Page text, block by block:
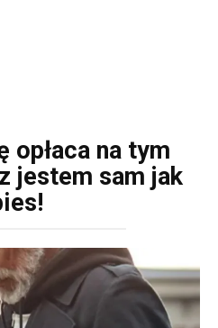
opłaca na tym
jestem sam jak